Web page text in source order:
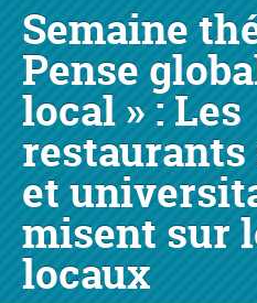
Semaine
Pense
local » : Les
et
misent sur
locaux